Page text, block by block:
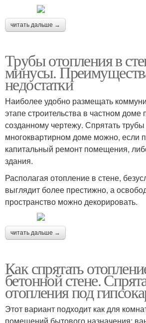
читать дальше →
Трубы отопления в
минусы.
недостатки
Наиболее удобно размещать
этапе строительства в частном доме
созданному чертежу. Спрятать трубы
многоквартирном доме можно, если
капитальный ремонт помещения,
здания.
Располагая отопление в стене,
выглядит более престижно, а
пространство можно декорировать.
читать дальше →
Как спрятать
бетонной стене.
отопления под
Этот вариант подходит как для